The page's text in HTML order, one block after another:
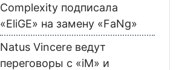
Complexity подписала
«EliGE» на замену «FaNg»
Natus Vincere ведут
переговоры с «iM» и